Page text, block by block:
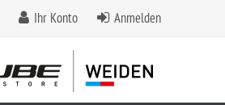
Ihr Konto Anmelden